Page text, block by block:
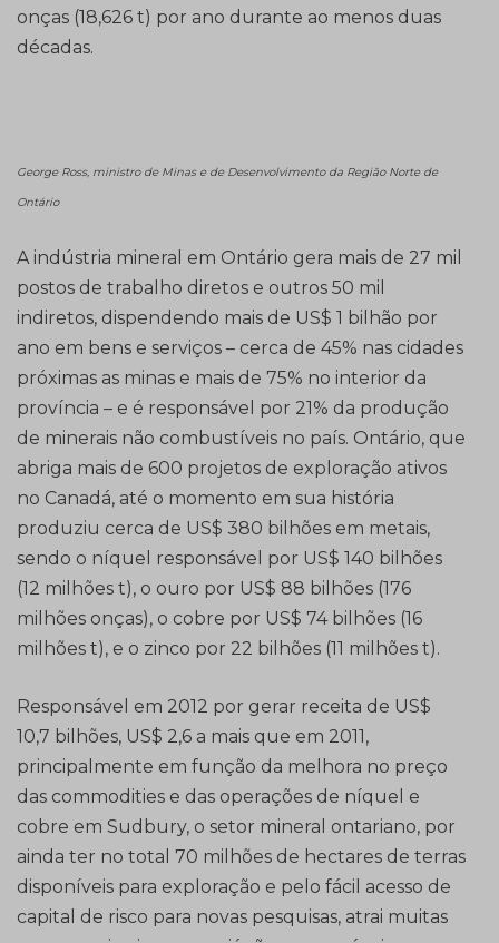
onças (18,626 t) por ano durante ao menos duas
décadas.
George Ross, ministro de Minas e de Desenvolvimento da Região Norte de
Ontário
A indústria mineral em Ontário gera mais de 27 mil
postos de trabalho diretos e outros 50 mil
indiretos, dispendendo mais de US$ 1 bilhão por
ano em bens e serviços – cerca de 45% nas cidades
próximas as minas e mais de 75% no interior da
província – e é responsável por 21% da produção
de minerais não combustíveis no país. Ontário, que
abriga mais de 600 projetos de exploração ativos
no Canadá, até o momento em sua história
produziu cerca de US$ 380 bilhões em metais,
sendo o níquel responsável por US$ 140 bilhões
(12 milhões t), o ouro por US$ 88 bilhões (176
milhões onças), o cobre por US$ 74 bilhões (16
milhões t), e o zinco por 22 bilhões (11 milhões t).
Responsável em 2012 por gerar receita de US$
10,7 bilhões, US$ 2,6 a mais que em 2011,
principalmente em função da melhora no preço
das commodities e das operações de níquel e
cobre em Sudbury, o setor mineral ontariano, por
ainda ter no total 70 milhões de hectares de terras
disponíveis para exploração e pelo fácil acesso de
capital de risco para novas pesquisas, atrai muitas